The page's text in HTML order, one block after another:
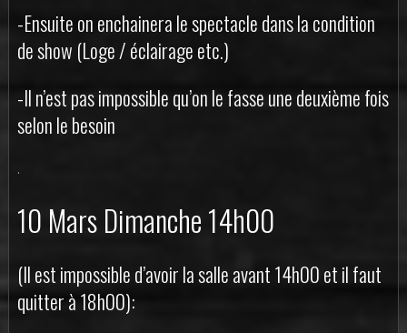
-Ensuite on enchainera le spectacle dans la condition
de show (Loge / éclairage etc.)
-Il n’est pas impossible qu’on le fasse une deuxième fois
selon le besoin
.
10 Mars Dimanche 14h00
(Il est impossible d’avoir la salle avant 14h00 et il faut
quitter à 18h00):